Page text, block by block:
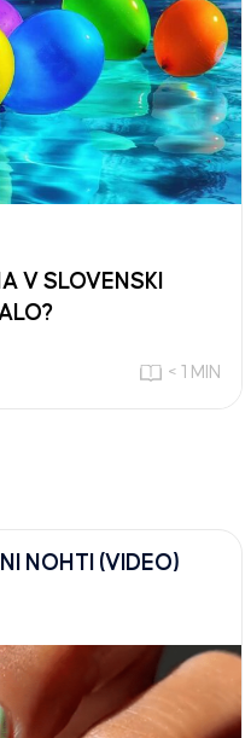
V SLOVENSKI
< 1 MIN
NOHTI (VIDEO)